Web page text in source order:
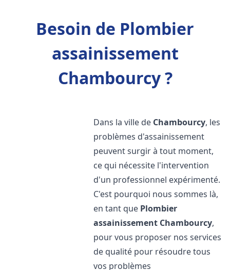
Besoin de Plombier
assainissement
Chambourcy ?
Dans la ville de Chambourcy, les
problèmes d'assainissement
peuvent surgir à tout moment,
ce qui nécessite l'intervention
d'un professionnel expérimenté.
C'est pourquoi nous sommes là,
en tant que Plombier
assainissement Chambourcy,
pour vous proposer nos services
de qualité pour résoudre tous
vos problèmes